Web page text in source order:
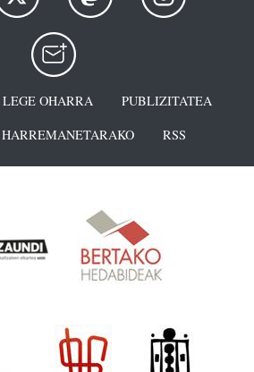
LEGE OHARRA
PUBLIZITATEA
HARREMANETARAKO RSS